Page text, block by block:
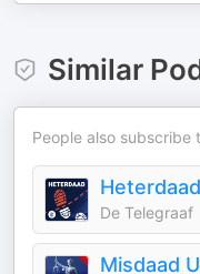
Similar
People also subscribe
Heterdaad
De Telegraaf
Misdaad